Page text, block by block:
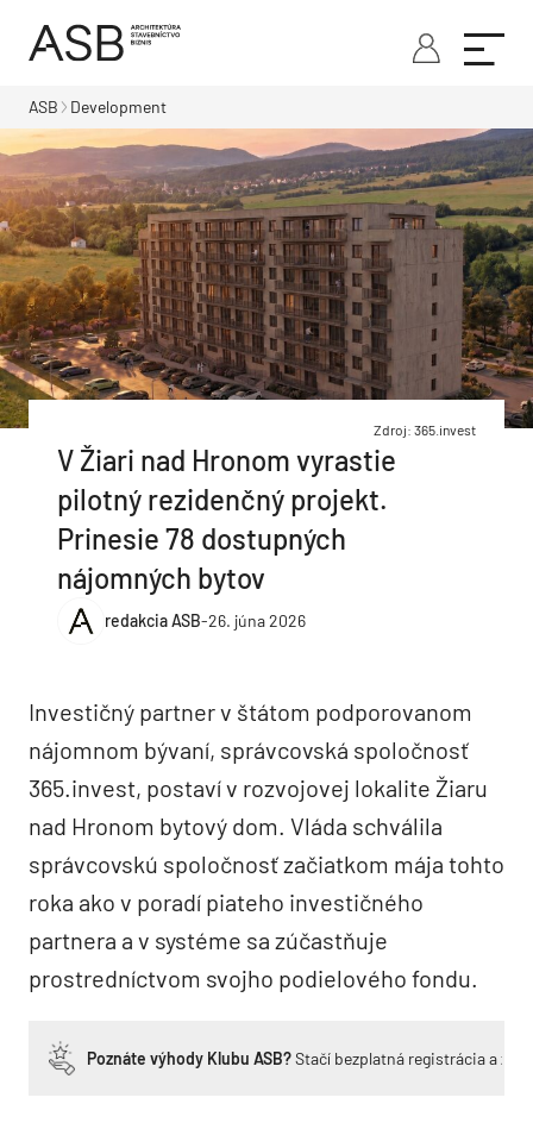
ASB Development
Zdroj: 365.invest
V Žiari nad Hronom vyrastie
pilotný rezidenčný projekt.
Prinesie 78 dostupných
nájomných bytov
redakcia ASB-26. júna 2026
Investičný partner v štátom podporovanom
nájomnom bývaní, správcovská spoločnosť
365.invest, postaví v rozvojovej lokalite Žiaru
nad Hronom bytový dom. Vláda schválila
správcovskú spoločnosť začiatkom mája tohto
roka ako v poradí piateho investičného
partnera a v systéme sa zúčastňuje
prostredníctvom svojho podielového fondu.
Poznáte výhody Klubu ASB?Stačí bezplatná registrácia a